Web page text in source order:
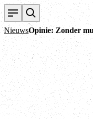
NieuwsOpinie: Zonder